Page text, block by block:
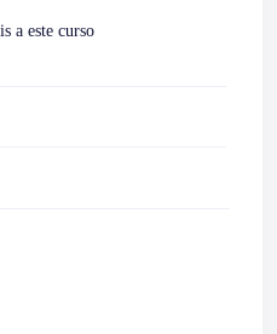
de 2025.
a este curso